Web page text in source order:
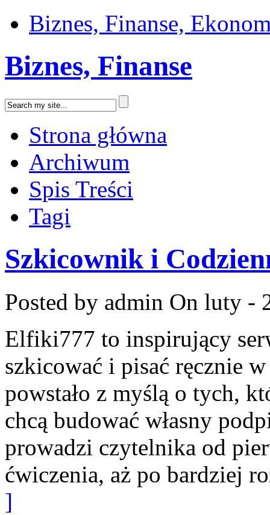
Biznes, Finanse,
Biznes, Finanse
Strona główna
Archiwum
Spis Treści
Tagi
Szkicownik i
Posted by admin On luty -
Elfiki777 to inspirujący
szkicować i pisać ręcznie
powstało z myślą o tych,
chcą budować własny
prowadzi czytelnika od
ćwiczenia, aż po bardziej
]